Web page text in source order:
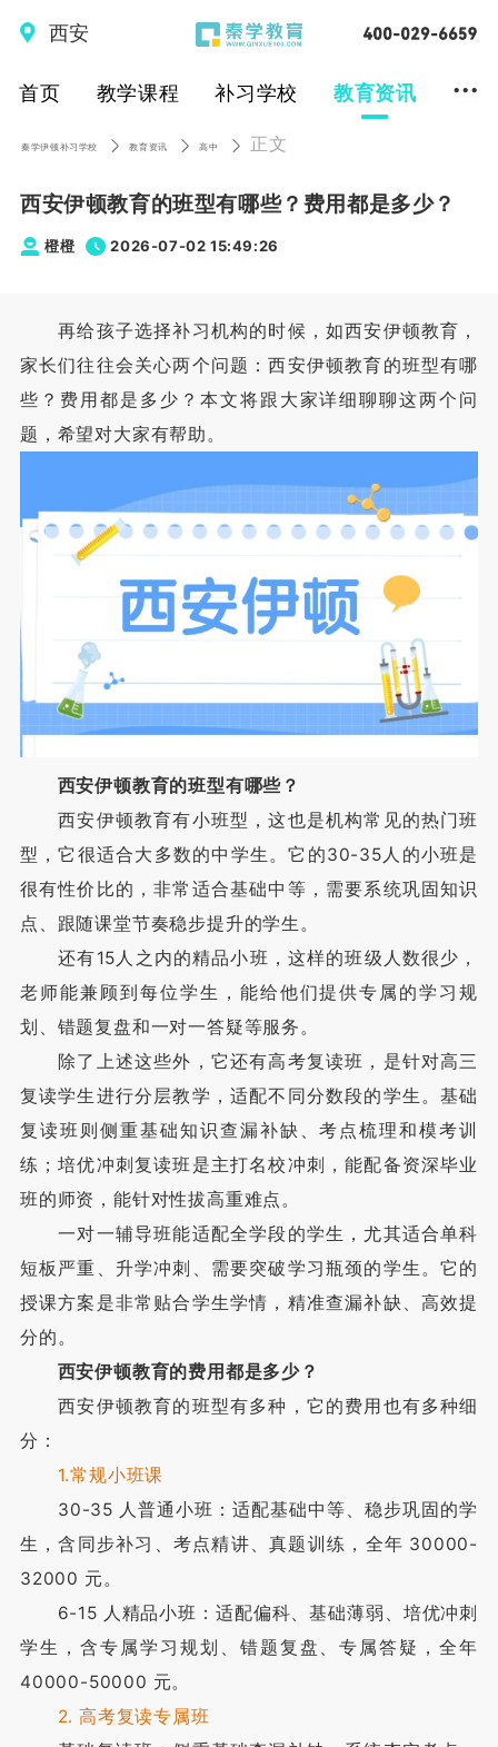
西安
首页 教学课程 补习学校 教育资讯 ...
秦学伊顿补习学校 教育资讯 高中 正文
西安伊顿教育的班型有哪些？费用都是多少？
橙橙 2026-07-02 15:49:26
再给孩子选择补习机构的时候，如西安伊顿教育，
家长们往往会关心两个问题：西安伊顿教育的班型有哪
些？费用都是多少？本文将跟大家详细聊聊这两个问
题，希望对大家有帮助。
西安伊顿教育的班型有哪些？
西安伊顿教育有小班型，这也是机构常见的热门班
型，它很适合大多数的中学生。它的30-35人的小班是
很有性价比的，非常适合基础中等，需要系统巩固知识
点、跟随课堂节奏稳步提升的学生。
还有15人之内的精品小班，这样的班级人数很少，
老师能兼顾到每位学生，能给他们提供专属的学习规
划、错题复盘和一对一答疑等服务。
除了上述这些外，它还有高考复读班，是针对高三
复读学生进行分层教学，适配不同分数段的学生。基础
复读班则侧重基础知识查漏补缺、考点梳理和模考训
练；培优冲刺复读班是主打名校冲刺，能配备资深毕业
班的师资，能针对性拔高重难点。
一对一辅导班能适配全学段的学生，尤其适合单科
短板严重、升学冲刺、需要突破学习瓶颈的学生。它的
授课方案是非常贴合学生学情，精准查漏补缺、高效提
分的。
西安伊顿教育的费用都是多少？
西安伊顿教育的班型有多种，它的费用也有多种细
分：
1.常规小班课
30-35 人普通小班：适配基础中等、稳步巩固的学
生，含同步补习、考点精讲、真题训练，全年 30000-
32000 元。
6-15 人精品小班：适配偏科、基础薄弱、培优冲刺
学生，含专属学习规划、错题复盘、专属答疑，全年
40000-50000 元。
2. 高考复读专属班